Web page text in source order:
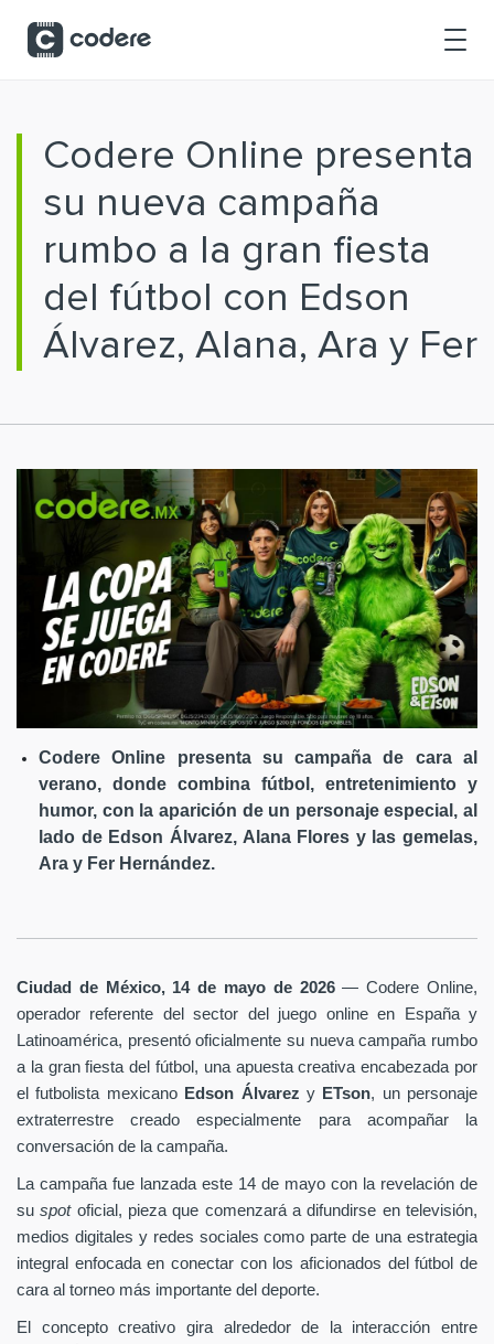
Codere Online presenta
su nueva campaña
rumbo a la gran fiesta
del fútbol con Edson
Álvarez, Alana, Ara y Fer
Codere Online presenta su campaña de cara al
verano, donde combina fútbol, entretenimiento y
humor, con la aparición de un personaje especial, al
lado de Edson Álvarez, Alana Flores y las gemelas,
Ara y Fer Hernández.
Ciudad de México, 14 de mayo de 2026— Codere Online,
operador referente del sector del juego online en España y
Latinoamérica, presentó oficialmente su nueva campaña rumbo
a la gran fiesta del fútbol, una apuesta creativa encabezada por
el futbolista mexicano Edson Álvarez yETson, un personaje
extraterrestre creado especialmente para acompañar la
conversación de la campaña.
La campaña fue lanzada este 14 de mayo con la revelación de
suspot oficial, pieza que comenzará a difundirse en televisión,
medios digitales y redes sociales como parte de una estrategia
integral enfocada en conectar con los aficionados del fútbol de
cara al torneo más importante del deporte.
El concepto creativo gira alrededor de la interacción entre